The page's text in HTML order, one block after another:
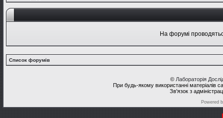
На форумі
Список форумів
© Лабораторія
При будь-якому використанні матеріалів
Зв'язок з
Powered